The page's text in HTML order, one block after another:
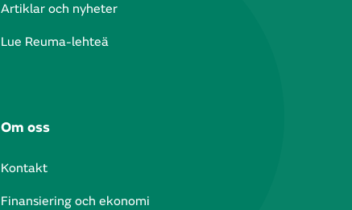
Artiklar och nyheter
Lue Reuma-lehteä
Om oss
Kontakt
Finansiering och ekonomi